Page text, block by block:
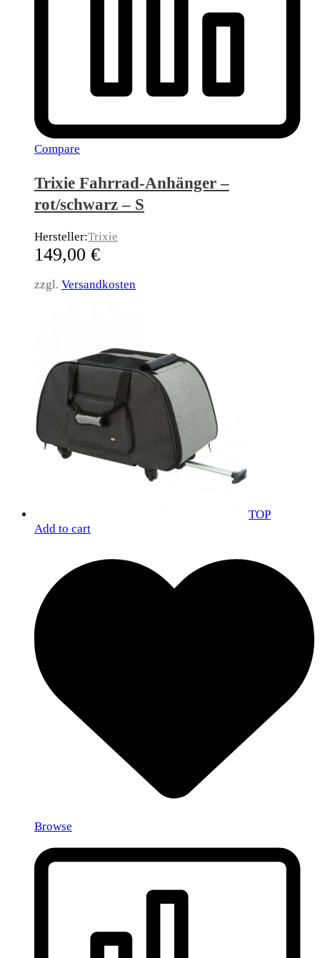
Compare
Trixie Fahrrad-Anhänger –
rot/schwarz – S
Hersteller:Trixie
149,00 €
zzgl. Versandkosten
TOP
Add to cart
Browse